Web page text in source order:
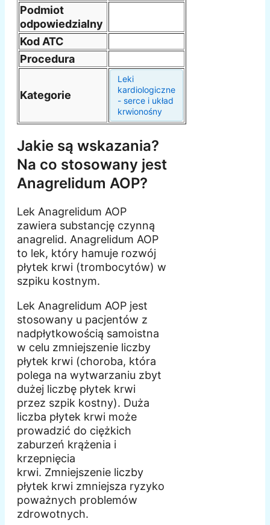
Podmiot
odpowiedzialny
Kod ATC
Procedura
Kategorie
Leki
kardiologiczne
- serce i układ
krwionośny
Jakie są wskazania?
Na co stosowany jest
Anagrelidum AOP?
Lek Anagrelidum AOP
zawiera substancję czynną
anagrelid. Anagrelidum AOP
to lek, który hamuje rozwój
płytek krwi (trombocytów) w
szpiku kostnym.
Lek Anagrelidum AOP jest
stosowany u pacjentów z
nadpłytkowością samoistna
w celu zmniejszenie liczby
płytek krwi (choroba, która
polega na wytwarzaniu zbyt
dużej liczbę płytek krwi
przez szpik kostny). Duża
liczba płytek krwi może
prowadzić do ciężkich
zaburzeń krążenia i
krzepnięcia
krwi. Zmniejszenie liczby
płytek krwi zmniejsza ryzyko
poważnych problemów
zdrowotnych.